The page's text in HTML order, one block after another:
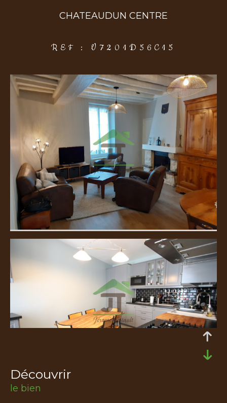
CHATEAUDUN CENTRE
REF : V7201D56C15
découvrir
le bien